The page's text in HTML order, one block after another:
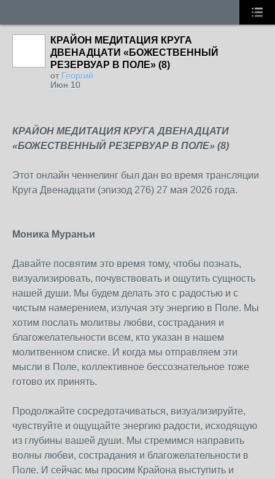
КРАЙОН МЕДИТАЦИЯ КРУГА
ДВЕНАДЦАТИ «БОЖЕСТВЕННЫЙ
РЕЗЕРВУАР В ПОЛЕ» (8)
от Георгий
Июн 10
КРАЙОН МЕДИТАЦИЯ КРУГА ДВЕНАДЦАТИ
«БОЖЕСТВЕННЫЙ РЕЗЕРВУАР В ПОЛЕ» (8)
Этот онлайн ченнелинг был дан во время трансляции
Круга Двенадцати (эпизод 276) 27 мая 2026 года.
Моника Мураньи
Давайте посвятим это время тому, чтобы познать,
визуализировать, почувствовать и ощутить сущность
нашей души. Мы будем делать это с радостью и с
чистым намерением, излучая эту энергию в Поле. Мы
хотим послать молитвы любви, сострадания и
благожелательности всем, кто указан в нашем
молитвенном списке. И когда мы отправляем эти
мысли в Поле, коллективное бессознательное тоже
готово их принять.
Продолжайте сосредотачиваться, визуализируйте,
чувствуйте и ощущайте энергию радости, исходящую
из глубины вашей души. Мы стремимся направить
волны любви, сострадания и благожелательности в
Поле. И сейчас мы просим Крайона выступить и